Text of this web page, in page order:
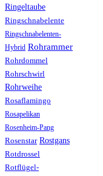
Ringeltaube
Ringschnabelente
Ringschnabelenten-
Hybrid Rohrammer
Rohrdommel
Rohrschwirl
Rohrweihe
Rosaflamingo
Rosapelikan
Rosenheim-Pang
Rosenstar Rostgans
Rotdrossel
Rotflügel-